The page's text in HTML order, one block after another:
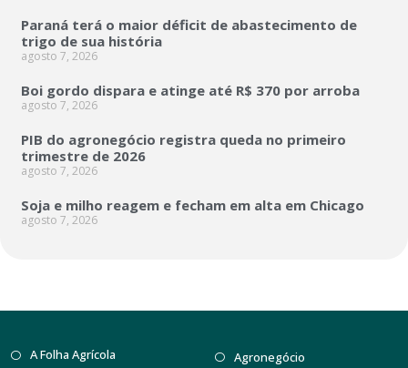
Paraná terá o maior déficit de abastecimento de
trigo de sua história
agosto 7, 2026
Boi gordo dispara e atinge até R$ 370 por arroba
agosto 7, 2026
PIB do agronegócio registra queda no primeiro
trimestre de 2026
agosto 7, 2026
Soja e milho reagem e fecham em alta em Chicago
agosto 7, 2026
A Folha Agrícola Agronegócio